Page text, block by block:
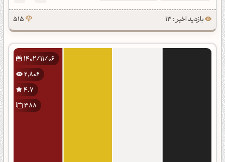
بازدید اخیر : 13 515
1402/11/06
2,806
4.7
388